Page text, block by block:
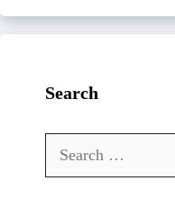
Search
Search
for: